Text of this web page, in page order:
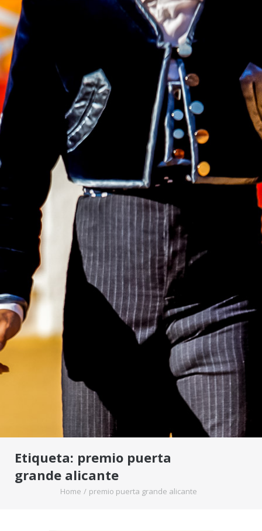
Etiqueta: premio puerta
grande alicante
Home / premio puerta grande alicante